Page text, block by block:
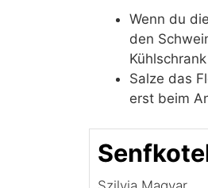
Wenn du
den
Salze das
erst beim